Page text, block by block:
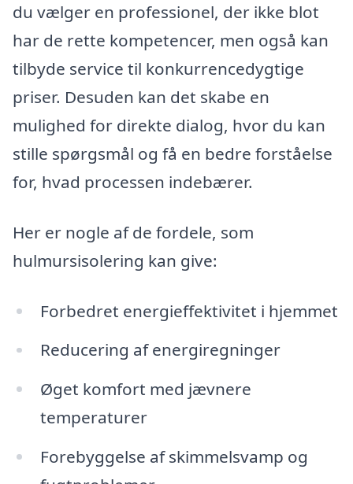
du vælger en professionel, der ikke blot
har de rette kompetencer, men også kan
tilbyde service til konkurrencedygtige
priser. Desuden kan det skabe en
mulighed for direkte dialog, hvor du kan
stille spørgsmål og få en bedre forståelse
for, hvad processen indebærer.
Her er nogle af de fordele, som
hulmursisolering kan give:
Forbedret energieffektivitet i hjemmet
Reducering af energiregninger
Øget komfort med jævnere
temperaturer
Forebyggelse af skimmelsvamp og